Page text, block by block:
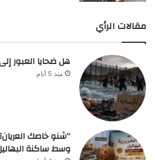
مقالات الرأي
هل ضحايا العبور
منذ 5 أيام
“شنو خاصك
وسط ساكنة